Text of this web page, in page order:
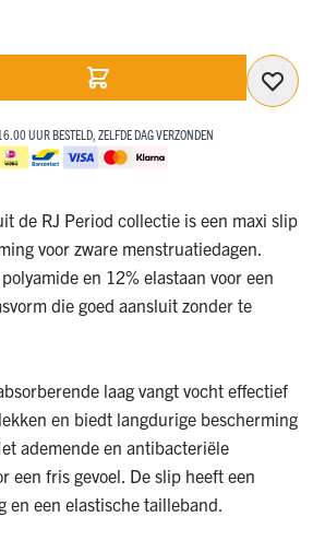
UUR BESTELD, ZELFDE DAG VERZONDEN
de RJ Period collectie is een maxi slip
voor zware menstruatiedagen.
en 12% elastaan voor een
die goed aansluit zonder te
laag vangt vocht effectief
en biedt langdurige bescherming
ademende en antibacteriële
een fris gevoel. De slip heeft een
en een elastische tailleband.